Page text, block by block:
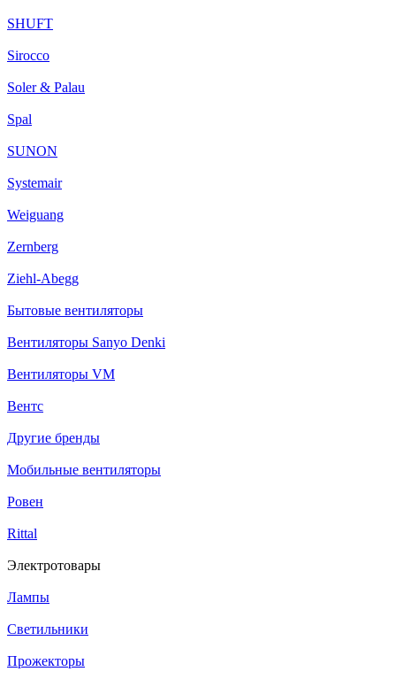
SHUFT
Sirocco
Soler & Palau
Spal
SUNON
Systemair
Weiguang
Zernberg
Ziehl-Abegg
Бытовые вентиляторы
Вентиляторы Sanyo Denki
Вентиляторы VM
Вентс
Другие бренды
Мобильные вентиляторы
Ровен
Rittal
Электротовары
Лампы
Светильники
Прожекторы